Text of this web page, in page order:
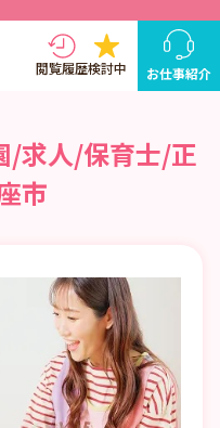
閲覧履歴検討中 お仕事紹介
/求人/保育士/正
市